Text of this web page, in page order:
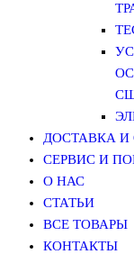
ДОСТАВКА И
СЕРВИС И
О НАС
СТАТЬИ
ВСЕ ТОВАРЫ
КОНТАКТЫ